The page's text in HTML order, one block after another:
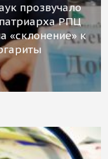
прозвучало
РПЦ
«склонение» к